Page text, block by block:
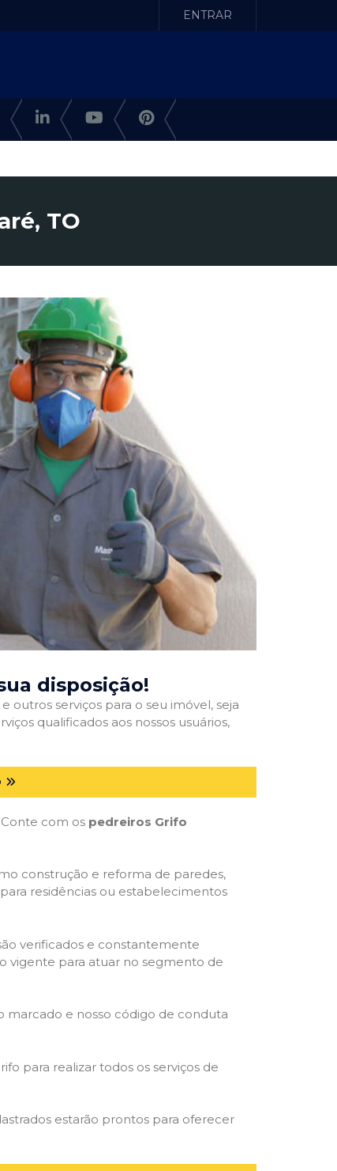
ENTRAR
TO
disposição!
outros serviços para o seu imóvel, seja
qualificados aos nossos usuários,
com os pedreiros Grifo
construção e reforma de paredes,
residências ou estabelecimentos
verificados e constantemente
vigente para atuar no segmento de
marcado e nosso código de conduta
para realizar todos os serviços de
estarão prontos para oferecer